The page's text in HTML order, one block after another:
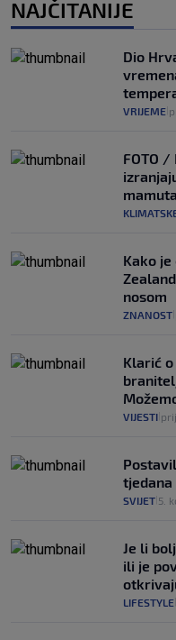
NAJČITANIJE
Dio
VRIJEME
FOTO /
mamuta
Kako
nosom
ZNANOST
Klarić
VIJESTI
SVIJET 5.
Je li
ili je
LIFESTYLE